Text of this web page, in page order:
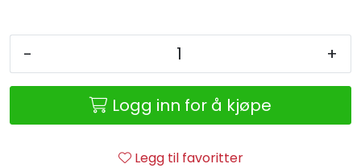
- +
Logg inn for å kjøpe
Legg til favoritter
Retur/reklamasjon